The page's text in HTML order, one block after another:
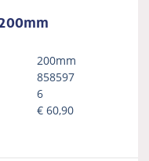
200mm
858597
6
€60,90